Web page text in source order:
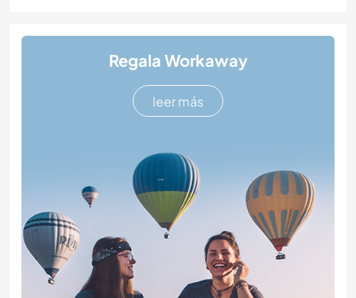
Regala Workaway
leer más